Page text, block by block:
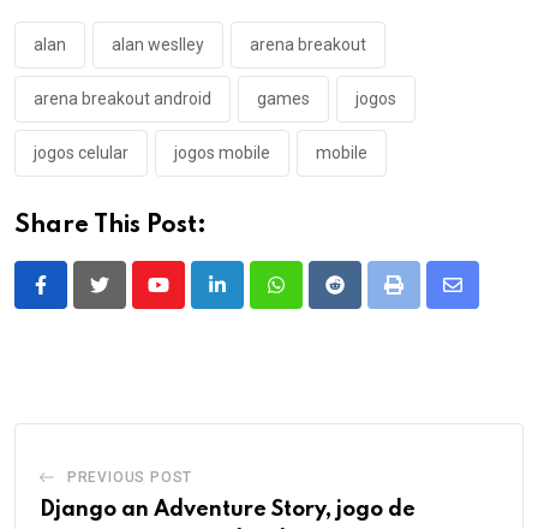
alan alan weslley arena breakout
arena breakout android games jogos
jogos celular jogos mobile mobile
Share This Post:
YoutubeLinkedInWhatsappRedditPrint
Share
PREVIOUS POST
Django an Adventure Story, jogo de